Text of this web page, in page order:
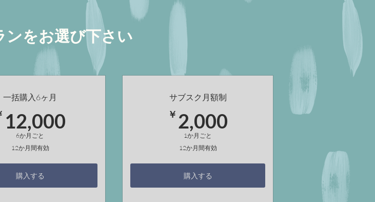
ンをお選び下さい
一括購入6ヶ月
12,000
6か月ごと
12か月間有効
購入する
サブスク月額制
￥ 2,000 2,000￥
1か月ごと
12か月間有効
購入する